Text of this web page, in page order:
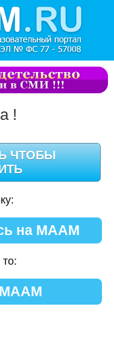
!
на МААМ
МААМ